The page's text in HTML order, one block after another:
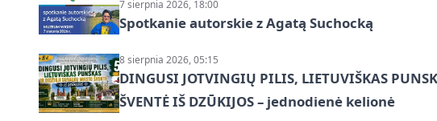
7 sierpnia 2026, 18:00
Spotkanie autorskie z Agatą Suchocką
8 sierpnia 2026, 05:15
DINGUSI JOTVINGIŲ PILIS, LIETUVIŠKAS
ŠVENTĖ IŠ DZŪKIJOS – jednodienė kelionė